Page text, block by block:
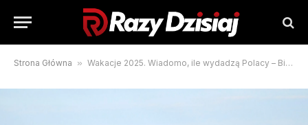
Strona Główna » Wakacje 2025. Wiadomo, ile wydadzą Polacy – Biznes Wprost